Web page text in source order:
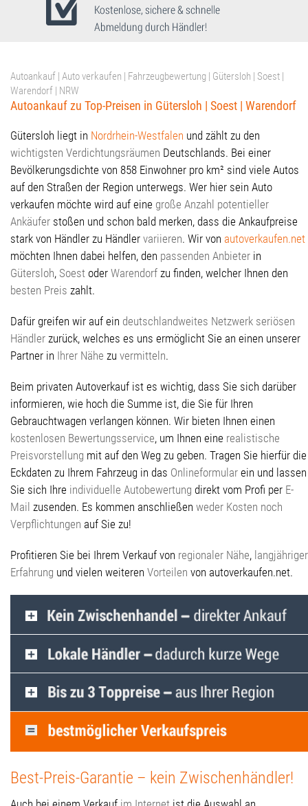
Autoankauf | Auto verkaufen | Fahrzeugbewertung | Gütersloh | Soest |
Warendorf | NRW
Autoankauf zu Top-Preisen in Gütersloh | Soest | Warendorf
Gütersloh liegt in Nordrhein-Westfalen und zählt zu den
wichtigsten Verdichtungsräumen Deutschlands. Bei einer
Bevölkerungsdichte von 858 Einwohner pro km² sind viele Autos
auf den Straßen der Region unterwegs. Wer hier sein Auto
verkaufen möchte wird auf eine große Anzahl potentieller
Ankäufer stoßen und schon bald merken, dass die Ankaufpreise
stark von Händler zu Händler variieren. Wir von autoverkaufen.net
möchten Ihnen dabei helfen, den passenden Anbieter in
Gütersloh, Soest oder Warendorf zu finden, welcher Ihnen den
besten Preis zahlt.
Dafür greifen wir auf ein deutschlandweites Netzwerk seriösen
Händler zurück, welches es uns ermöglicht Sie an einen unserer
Partner in Ihrer Nähe zu vermitteln.
Beim privaten Autoverkauf ist es wichtig, dass Sie sich darüber
informieren, wie hoch die Summe ist, die Sie für Ihren
Gebrauchtwagen verlangen können. Wir bieten Ihnen einen
kostenlosen Bewertungsservice, um Ihnen eine realistische
Preisvorstellung mit auf den Weg zu geben. Tragen Sie hierfür die
Eckdaten zu Ihrem Fahrzeug in das Onlineformular ein und lassen
Sie sich Ihre individuelle Autobewertung direkt vom Profi per E-
Mail zusenden. Es kommen anschließen weder Kosten noch
Verpflichtungen auf Sie zu!
Profitieren Sie bei Ihrem Verkauf von regionaler Nähe, langjähriger
Erfahrung und vielen weiteren Vorteilen von autoverkaufen.net.
Best-Preis-Garantie – kein Zwischenhändler!